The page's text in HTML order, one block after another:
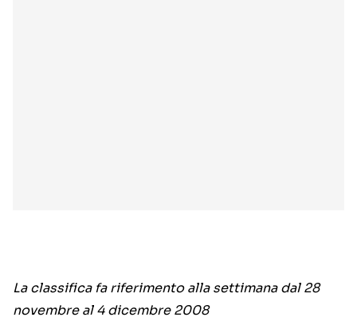
La classifica fa riferimento alla settimana dal 28
novembre al 4 dicembre 2008